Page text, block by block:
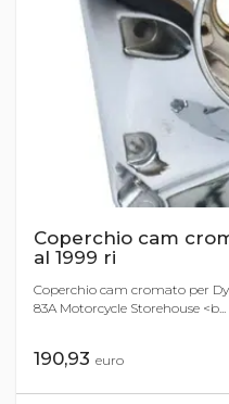
Coperchio cam
al 1999 ri
Coperchio cam cromato per
83A Motorcycle Storehouse <b...
190,93 euro